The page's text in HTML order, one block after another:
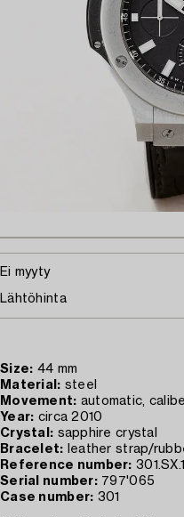
Ei myyty
Lähtöhinta
Size: 44 mm
Material: steel
Movement: automatic,
Year: circa 2010
Crystal: sapphire crystal
Bracelet: leather strap/
Reference number:
Serial number:797'065
Case number: 301